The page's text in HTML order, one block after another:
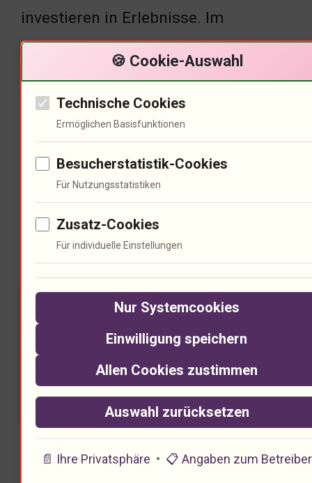
investieren in Erlebnisse. Im
Metropol war die Atmosphäre voller
Konsumfreude. Solche Events sind
wirtschaftlich wertvoll. Wie wird die
Musikindustrie durch Live-Events
transformiert?
Politische Dimensionen von
Musik
Parkway Drive inspiriert. 70% der
Fans fühlen sich ermutigt » Musik
🍪 Cookie-Auswahl
Technische Cookies
Ermöglichen Basisfunktionen
Besucherstatistik-Cookies
Für Nutzungsstatistiken
Zusatz-Cookies
Für individuelle Einstellungen
Nur Systemcookies
Einwilligung speichern
Allen Cookies zustimmen
Auswahl zurücksetzen
📄 Ihre Privatsphäre • 📋 Angaben zum Betreiber